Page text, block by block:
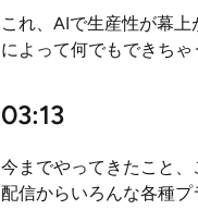
これ、AIで生産性が幕
によって何でもできち
03:13
今までやってきたこと
配信からいろんな各種プ